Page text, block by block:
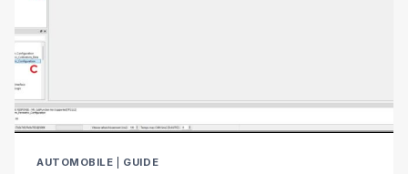
AUTOMOBILE GUIDE